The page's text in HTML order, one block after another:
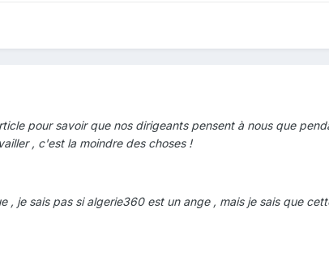
pour savoir que nos dirigeants pensent à nous que
, c'est la moindre des choses !
, je sais pas si algerie360 est un ange , mais je sais que